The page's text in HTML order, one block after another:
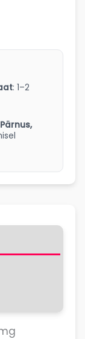
: 1–2